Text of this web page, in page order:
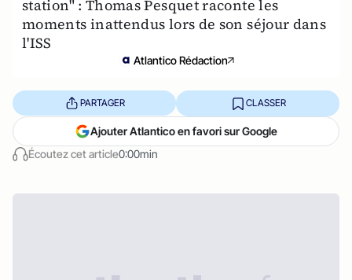
station" : Thomas Pesquet raconte les
moments inattendus lors de son séjour dans
l'ISS
Atlantico Rédaction
Écoutez cet article0:00min
PARTAGER CLASSER
Ajouter Atlantico en favori sur Google